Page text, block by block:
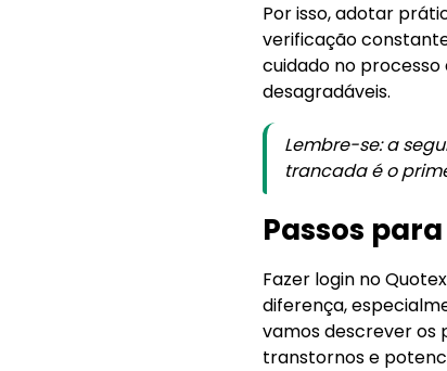
Por isso, adotar
verificação
cuidado no
desagradáveis.
Lembre-se: a
trancada é o
Passos
Fazer login no
diferença,
vamos descrever os
transtornos e